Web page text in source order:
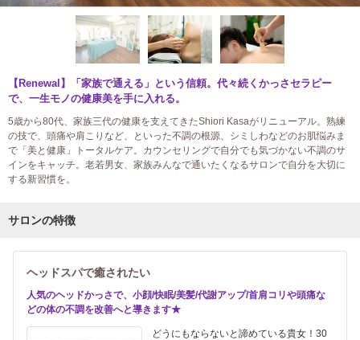
【Renewal】「家族で通える」という信頼。代々続くかっさセラピー
で、一生モノの健康美を手に入れる。
5歳から80代、家族三代の健康を支えてきたShiori Kasaがリニューアル。熟練
の技で、頭痛や肩こりなど、といった不調の根源、シミしわなどのお肌悩みま
で「美と健康」トータルケア。カウンセリングで自分でも気づかない不調のサ
インをキャッチ。老若男女、家族みんなで通いたくなるサロンで自分を大切に
する新習慣を。
サロンの特徴
ヘッドスパで癒されたい
人気のヘッドかっさで、小顔/快眠/美髪/代謝アップ/首肩コリや頭痛な
どの体の不調を改善へと導きます★
どうにもならないと諦めている貴女！30